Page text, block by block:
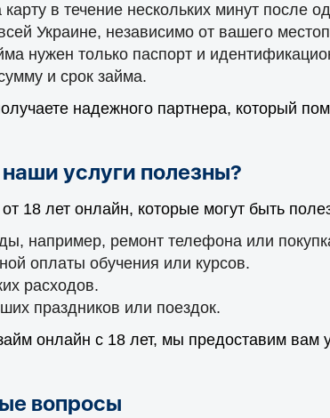
в течение нескольких минут после
Украине, независимо от вашего
нужен только паспорт и
и срок займа.
надежного партнера, который
услуги полезны?
18 лет онлайн, которые могут быть
например, ремонт телефона или
оплаты обучения или курсов.
расходов.
праздников или поездок.
онлайн с 18 лет, мы предоставим
вопросы